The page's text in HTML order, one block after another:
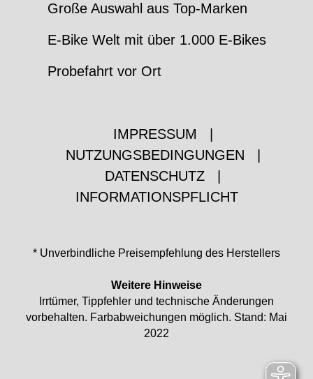
Große Auswahl aus Top-Marken
E-Bike Welt mit über 1.000 E-Bikes
Probefahrt vor Ort
IMPRESSUM
NUTZUNGSBEDINGUNGEN
DATENSCHUTZ
INFORMATIONSPFLICHT
* Unverbindliche Preisempfehlung des Herstellers
Weitere Hinweise
Irrtümer, Tippfehler und technische Änderungen
vorbehalten. Farbabweichungen möglich. Stand: Mai
2022